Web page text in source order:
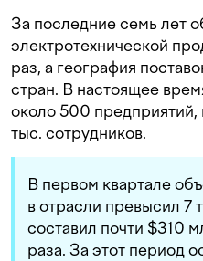
За последние семь лет
электротехнической
раз, а география
стран. В настоящее
около 500 предприятий,
тыс. сотрудников.
В первом квартале
в отрасли превысил 7
составил почти $310
раза. За этот период